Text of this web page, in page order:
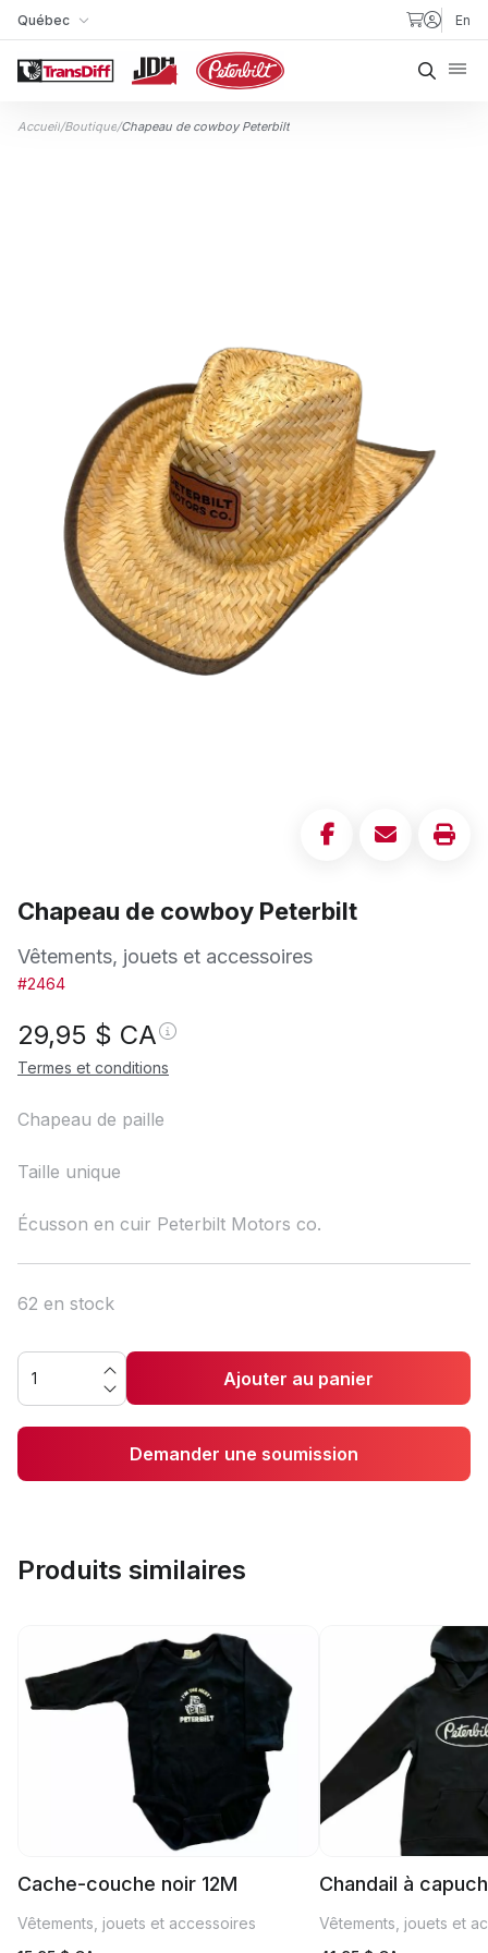
Aller au contenu
Ma succursale
Québec En
Accueil/Boutique/Chapeau de cowboy Peterbilt
Chapeau de cowboy Peterbilt
Vêtements, jouets et accessoires
#2464
29,95 $ CA
Termes et conditions
Chapeau de paille
Taille unique
Écusson en cuir Peterbilt Motors co.
62 en stock
Ajouter au panier
Demander une soumission
Produits similaires
Cache-couche noir 12M
Vêtements, jouets et accessoires
Chandail à
Vêtements, jouets et